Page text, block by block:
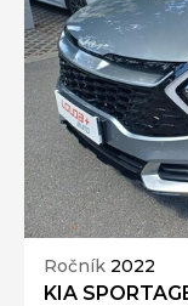
Ročník 2022
KIA